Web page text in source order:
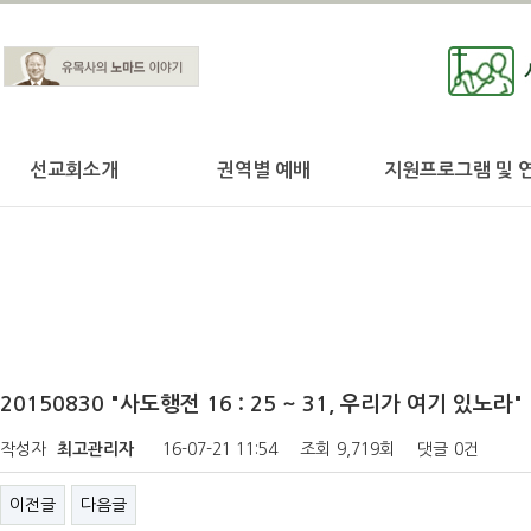
선교회소개 권역별 예배 지원프로그램 및
20150830 "사도행전 16 : 25 ~ 31, 우리가 여기 있노라"
작성자 최고관리자 16-07-21 11:54 조회 9,719회 댓글 0건
이전글 다음글